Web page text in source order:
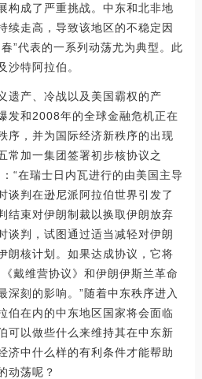
构成了严重挑战。中东和北非地
续走高，导致该地区的不稳定因
”代表的一系列动荡尤为典型。此
沙特阿拉伯。
遗产、冷战以及美国霸权的产
发和2008年的全球金融危机正在
序，并为国际经济新秩序的出现
常加一集团签署初步核协议之
“在瑞士日内瓦进行的由美国主导
谈判在逊尼派阿拉伯世界引发了
结束对伊朗制裁以换取伊朗放弃
谈判，试图通过适当减轻对伊朗
朗核计划。如果达成协议，它将
戴维营协议》和伊朗伊斯兰革命
深刻的影响。”随着中东秩序进入
伯在内的中东地区国家将会面临
可以做些什么来维持其在中东新
济中什么样的有利条件才能帮助
动荡呢？